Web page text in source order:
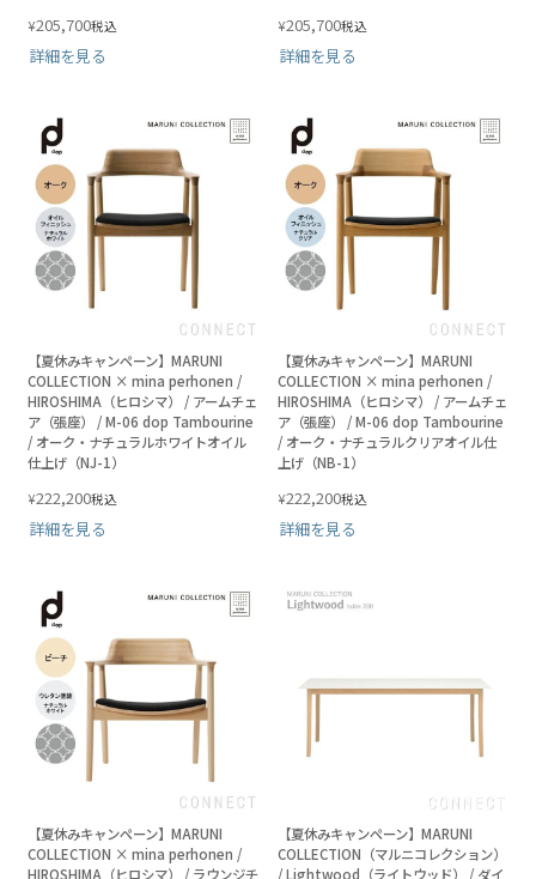
¥205,700税込
詳細を見る
¥205,700税込
詳細を見る
【夏休みキャンペーン】MARUNI
COLLECTION × mina perhonen /
HIROSHIMA（ヒロシマ） / アームチェ
ア（張座） / M-06 dop Tambourine
/ オーク・ナチュラルホワイトオイル
仕上げ（NJ-1）
¥222,200税込
詳細を見る
【夏休みキャンペーン】MARUNI
COLLECTION × mina perhonen /
HIROSHIMA（ヒロシマ） / アームチェ
ア（張座） / M-06 dop Tambourine
/ オーク・ナチュラルクリアオイル仕
上げ（NB-1）
¥222,200税込
詳細を見る
【夏休みキャンペーン】MARUNI
COLLECTION × mina perhonen /
HIROSHIMA（ヒロシマ） / ラウンジチ
【夏休みキャンペーン】MARUNI
COLLECTION（マルニコレクション）
/ Lightwood（ライトウッド） / ダイ